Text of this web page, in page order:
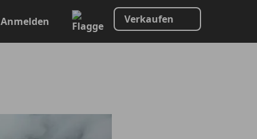
Anmelden Verkaufen